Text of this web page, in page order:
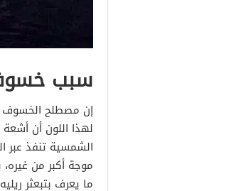
سبب
إن مصطلح الخسوف
لهذا اللون أن
الشمسية تنفذ عبر
موجة أكبر من
ما يعرف بتبعثر